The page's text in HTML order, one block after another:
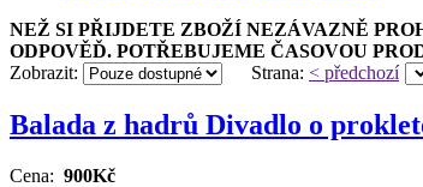
NEŽ SI PŘIJDETE ZBOŽÍ NEZÁVAZNĚ
ODPOVĚĎ. POTŘEBUJEME ČASOVOU
Zobrazit:
Strana: < předchozí
Balada z hadrů Divadlo o
Cena: 900Kč